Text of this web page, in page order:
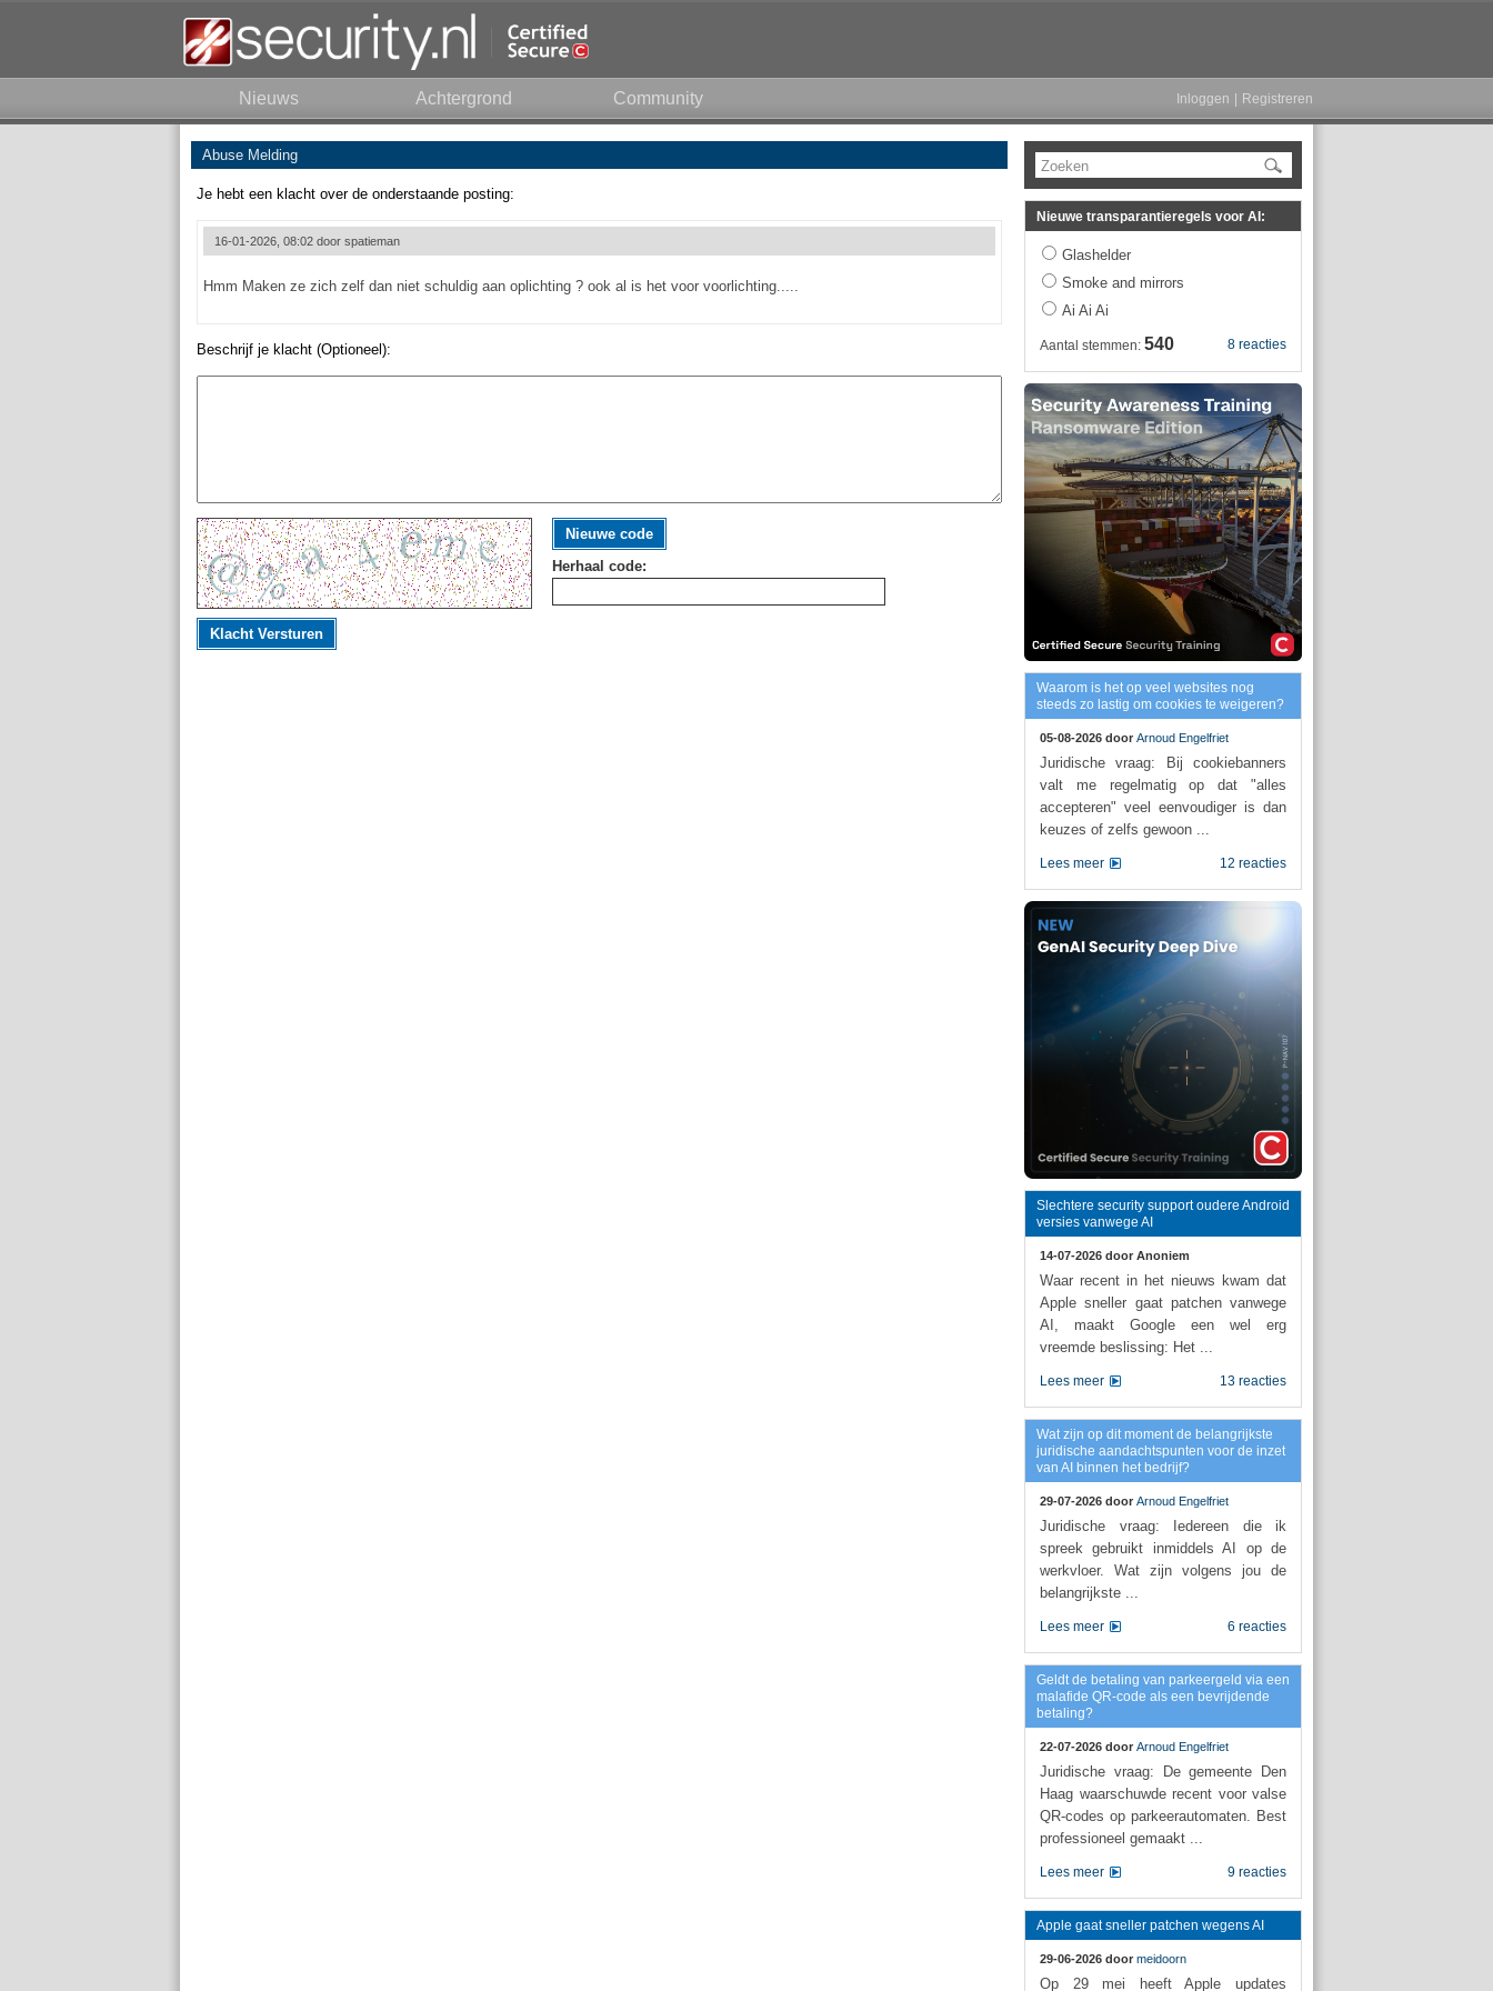
Nieuws Achtergrond Community Inloggen Registreren
Abuse Melding
Je hebt een klacht over de onderstaande posting:
16-01-2026, 08:02 door spatieman
Hmm Maken ze zich zelf dan niet schuldig aan oplichting ? ook al is het voor voorlichting.....
Beschrijf je klacht (Optioneel):
Nieuwe code
Herhaal code:
Klacht Versturen
Zoeken
Nieuwe transparantieregels voor AI:
Glashelder
Smoke and mirrors
Ai Ai Ai
8 reacties
Aantal stemmen: 540
Waarom is het op veel websites nog
steeds zo lastig om cookies te weigeren?
05-08-2026 door Arnoud Engelfriet
Juridische vraag: Bij cookiebanners
valt me regelmatig op dat "alles
accepteren" veel eenvoudiger is dan
keuzes of zelfs gewoon ...
12 reacties
Lees meer
Slechtere security support oudere Android
versies vanwege AI
14-07-2026 door Anoniem
Waar recent in het nieuws kwam dat
Apple sneller gaat patchen vanwege
AI, maakt Google een wel erg
vreemde beslissing: Het ...
13 reacties
Lees meer
Wat zijn op dit moment de belangrijkste
juridische aandachtspunten voor de inzet
van AI binnen het bedrijf?
29-07-2026 door Arnoud Engelfriet
Juridische vraag: Iedereen die ik
spreek gebruikt inmiddels AI op de
werkvloer. Wat zijn volgens jou de
belangrijkste ...
6 reacties
Lees meer
Geldt de betaling van parkeergeld via een
malafide QR-code als een bevrijdende
betaling?
22-07-2026 door Arnoud Engelfriet
Juridische vraag: De gemeente Den
Haag waarschuwde recent voor valse
QR-codes op parkeerautomaten. Best
professioneel gemaakt ...
9 reacties
Lees meer
Apple gaat sneller patchen wegens AI
29-06-2026 door meidoorn
Op 29 mei heeft Apple updates